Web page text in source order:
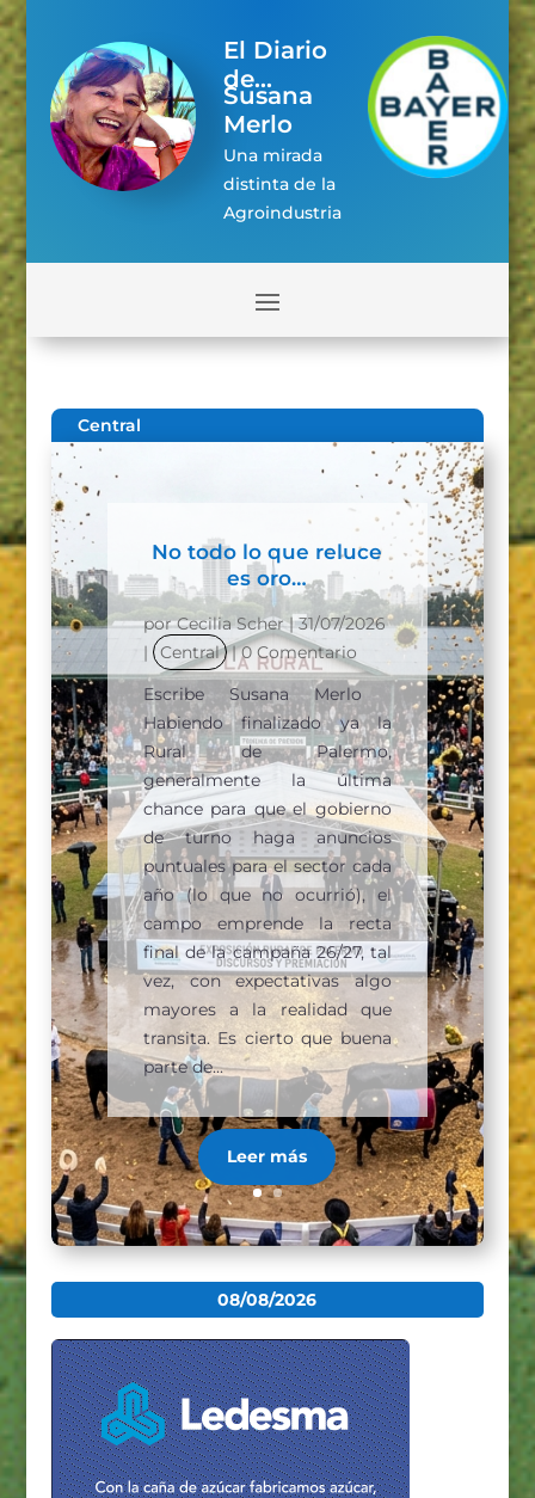
El Diario
de...
Susana
Merlo
Una mirada
distinta de la
Agroindustria
Central
No todo lo que reluce
es oro…
porCecilia Scher|31/07/2026
|
Central | 0 Comentario
Escribe Susana Merlo
Habiendo finalizado ya la
Rural de Palermo,
generalmente la última
chance para que el gobierno
de turno haga anuncios
puntuales para el sector cada
año (lo que no ocurrió), el
campo emprende la recta
final de la campaña 26/27, tal
vez, con expectativas algo
mayores a la realidad que
transita. Es cierto que buena
parte de...
Leer más
08/08/2026